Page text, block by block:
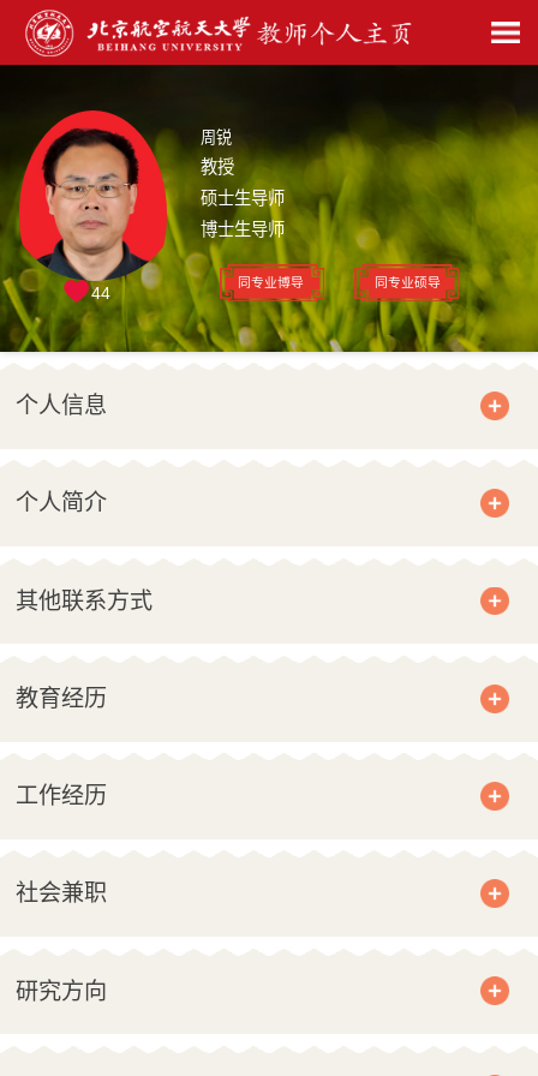
周锐
教授
硕士生导师
博士生导师
同专业博导 同专业硕导
44
个人信息
个人简介
其他联系方式
教育经历
工作经历
社会兼职
研究方向